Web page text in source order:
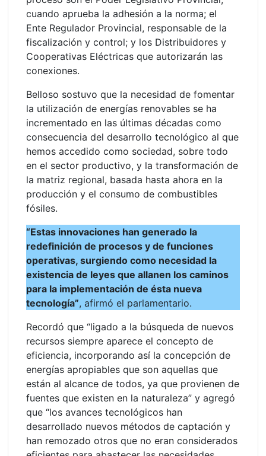
cuando aprueba la adhesión a la norma; el
Ente Regulador Provincial, responsable de la
fiscalización y control; y los Distribuidores y
Cooperativas Eléctricas que autorizarán las
conexiones.
Belloso sostuvo que la necesidad de fomentar
la utilización de energías renovables se ha
incrementado en las últimas décadas como
consecuencia del desarrollo tecnológico al que
hemos accedido como sociedad, sobre todo
en el sector productivo, y la transformación de
la matriz regional, basada hasta ahora en la
producción y el consumo de combustibles
fósiles.
“Estas innovaciones han generado la
redefinición de procesos y de funciones
operativas, surgiendo como necesidad la
existencia de leyes que allanen los caminos
para la implementación de ésta nueva
tecnología”, afirmó el parlamentario.
Recordó que “ligado a la búsqueda de nuevos
recursos siempre aparece el concepto de
eficiencia, incorporando así la concepción de
energías apropiables que son aquellas que
están al alcance de todos, ya que provienen de
fuentes que existen en la naturaleza” y agregó
que “los avances tecnológicos han
desarrollado nuevos métodos de captación y
han remozado otros que no eran considerados